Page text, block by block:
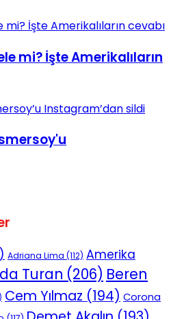
mi? İşte Amerikalıların
Adriana Lima (112) Amerika
Turan (206) Beren
Cem Yılmaz (194) Corona